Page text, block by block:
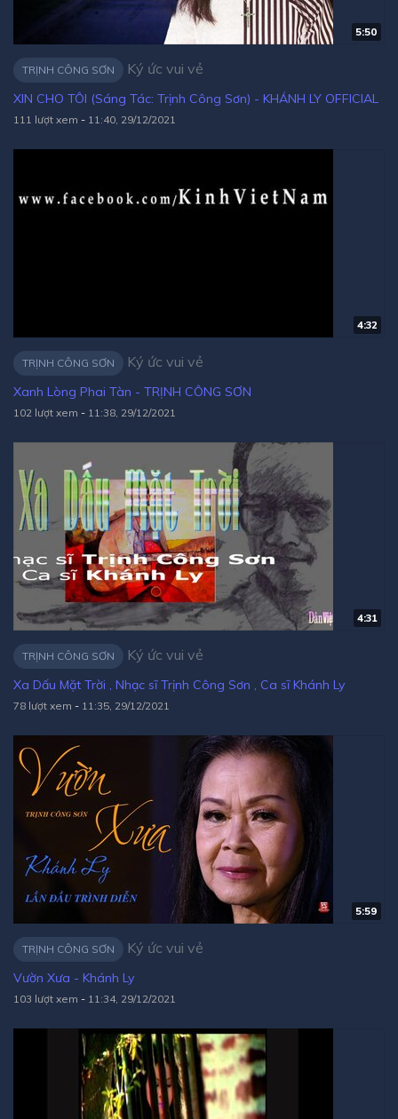
5:50
TRỊNH CÔNG SƠN Ký ức vui vẻ
XIN CHO TÔI (Sáng Tác: Trịnh Công Sơn) - KHÁNH LY OFFICIAL
111 lượt xem - 11:40, 29/12/2021
4:32
TRỊNH CÔNG SƠN Ký ức vui vẻ
Xanh Lòng Phai Tàn - TRỊNH CÔNG SƠN
102 lượt xem - 11:38, 29/12/2021
4:31
TRỊNH CÔNG SƠN Ký ức vui vẻ
Xa Dấu Mặt Trời , Nhạc sĩ Trịnh Công Sơn , Ca sĩ Khánh Ly
78 lượt xem - 11:35, 29/12/2021
5:59
TRỊNH CÔNG SƠN Ký ức vui vẻ
Vườn Xưa - Khánh Ly
103 lượt xem - 11:34, 29/12/2021